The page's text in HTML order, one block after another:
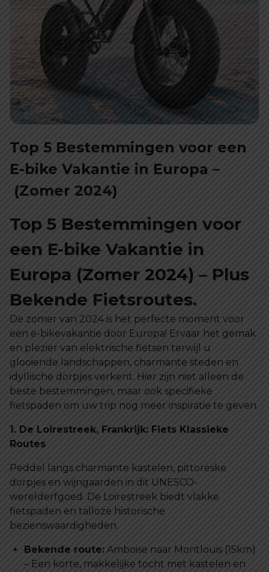
Top 5 Bestemmingen voor een
E-bike Vakantie in Europa –
(Zomer 2024)
Top 5 Bestemmingen voor
een E-bike Vakantie in
Europa (Zomer 2024) – Plus
Bekende Fietsroutes.
De zomer van 2024 is het perfecte moment voor
een e-bikevakantie door Europa! Ervaar het gemak
en plezier van elektrische fietsen terwijl u
glooiende landschappen, charmante steden en
idyllische dorpjes verkent. Hier zijn niet alleen de
beste bestemmingen, maar ook specifieke
fietspaden om uw trip nog meer inspiratie te geven.
1. De Loirestreek, Frankrijk: Fiets Klassieke
Routes
Peddel langs charmante kastelen, pittoreske
dorpjes en wijngaarden in dit UNESCO-
werelderfgoed. De Loirestreek biedt vlakke
fietspaden en talloze historische
bezienswaardigheden.
Bekende route: Amboise naar Montlouis (15km)
– Een korte, makkelijke tocht met kastelen en